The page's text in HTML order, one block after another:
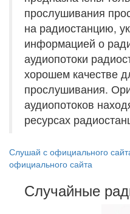
прослушивания
на радиостанцию,
информацией о
аудиопотоки
хорошем качестве
прослушивания.
аудиопотоков
ресурсах
Слушай с официального
официального сайта
Случайные